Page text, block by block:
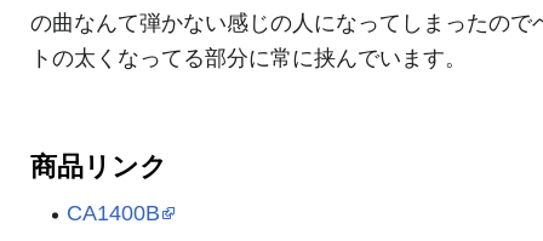
の曲なんて弾かない感じの人になってしまったので
トの太くなってる部分に常に挟んでいます。
商品リンク
CA1400B